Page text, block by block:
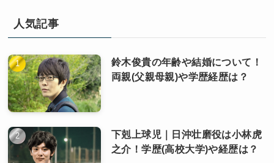
人気記事
鈴木俊貴の年齢や結婚について！
両親(父親母親)や学歴経歴は？
下剋上球児｜日沖壮磨役は小林虎
之介！学歴(高校大学)や経歴は？